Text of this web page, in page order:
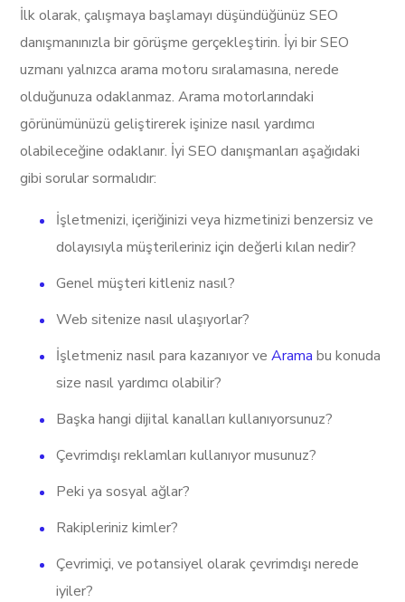
İlk olarak, çalışmaya başlamayı düşündüğünüz SEO
danışmanınızla bir görüşme gerçekleştirin. İyi bir SEO
uzmanı yalnızca arama motoru sıralamasına, nerede
olduğunuza odaklanmaz. Arama motorlarındaki
görünümünüzü geliştirerek işinize nasıl yardımcı
olabileceğine odaklanır. İyi SEO danışmanları aşağıdaki
gibi sorular sormalıdır:
İşletmenizi, içeriğinizi veya hizmetinizi benzersiz ve
dolayısıyla müşterileriniz için değerli kılan nedir?
Genel müşteri kitleniz nasıl?
Web sitenize nasıl ulaşıyorlar?
İşletmeniz nasıl para kazanıyor veArama bu konuda
size nasıl yardımcı olabilir?
Başka hangi dijital kanalları kullanıyorsunuz?
Çevrimdışı reklamları kullanıyor musunuz?
Peki ya sosyal ağlar?
Rakipleriniz kimler?
Çevrimiçi, ve potansiyel olarak çevrimdışı nerede
iyiler?